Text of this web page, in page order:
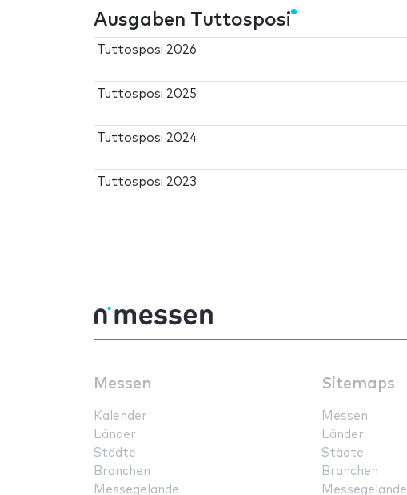
Ausgaben Tuttosposi
Tuttosposi 2026
Tuttosposi 2025
Tuttosposi 2024
Tuttosposi 2023
Messen
Kalender
Länder
Städte
Branchen
Messegelände
Sitemaps
Messen
Länder
Städte
Branchen
Messegelände